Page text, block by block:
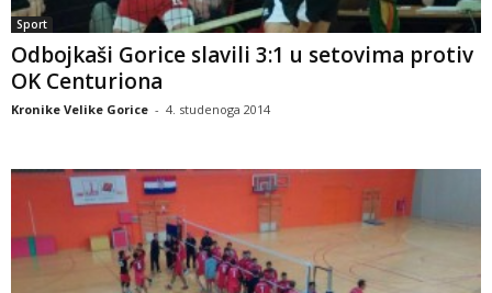
Sport
Odbojkaši Gorice slavili 3:1 u setovima protiv
OK Centuriona
Kronike Velike Gorice - 4. studenoga 2014